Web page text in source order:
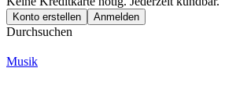
Konto erstellen Anmelden
Durchsuchen
Musik